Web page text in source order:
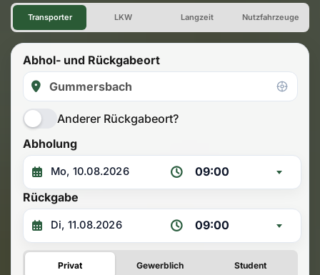
Transporter Vermietung
Transporter LKW Langzeit Nutzfahrzeuge
Abhol- und Rückgabeort
Anderer Rückgabeort?
Abholung
09:00
Rückgabe
09:00
Privat Gewerblich Student